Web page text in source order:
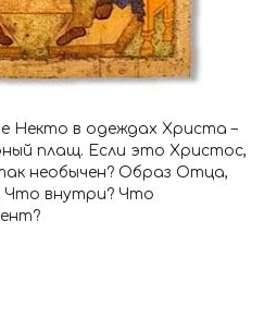
Некто в одеждах Христа –
плащ. Если это Христос,
необычен? Образ Отца,
Что внутри? Что